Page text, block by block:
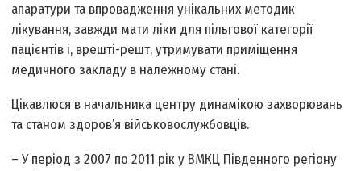
апаратури та впровадження унікальних методик
лікування, завжди мати ліки для пільгової категорії
пацієнтів і, врешті-решт, утримувати приміщення
медичного закладу в належному стані.
Цікавлюся в начальника центру динамікою захворювань
та станом здоров’я військовослужбовців.
– У період з 2007 по 2011 рік у ВМКЦ Південного регіону